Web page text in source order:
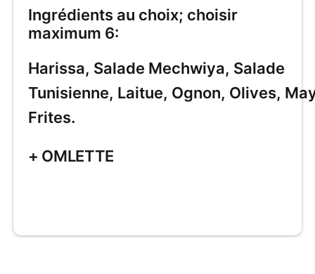
Ingrédients au choix; choisir
maximum 6:
Harissa, Salade Mechwiya, Salade
Tunisienne, Laitue, Ognon, Olives,
Frites.
+ OMLETTE